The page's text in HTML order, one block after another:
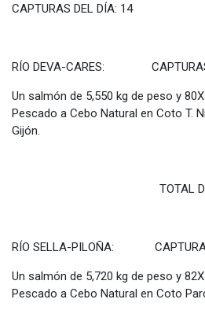
CAPTURAS DEL DÍA: 14
RÍO DEVA-CARES: CAPTURAS
Un salmón de 5,550 kg de peso y
Pescado a Cebo Natural en Coto T.
Gijón.
TOTAL DEL RÍO:
RÍO SELLA-PILOÑA:
Un salmón de 5,720 kg de peso y
Pescado a Cebo Natural en Coto